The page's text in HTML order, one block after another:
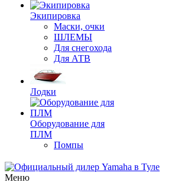
Экипировка
Маски, очки
ШЛЕМЫ
Для снегохода
Для АТВ
Лодки
Оборудование для
ПЛМ
Помпы
Меню